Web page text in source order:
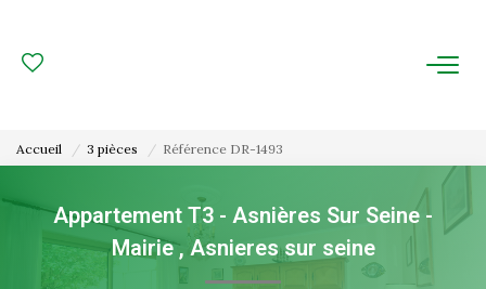
FAIRE GÉRER
Accueil 3 pièces Référence DR-1493
Appartement T3 - Asnières Sur Seine -
Mairie, Asnieres sur seine